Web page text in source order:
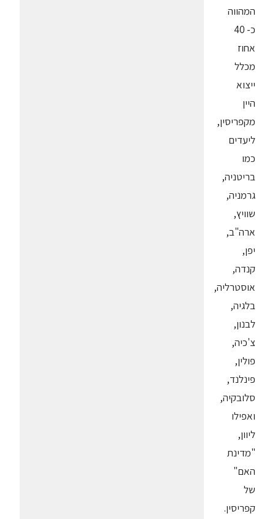
המהווה
כ- 40
אחוז
מכלל
ייצוא
היין
מקפריסין,
ליעדים
כמו
בריטניה,
גרמניה,
שוויץ,
ארה"ב,
יפן,
קנדה,
אוסטרליה,
בלגיה,
לבנון,
צ'כיה,
פולין,
פינלנד,
סלובקיה,
ואפילו
ליוון,
"מדינת
האם"
של
קפריסין.